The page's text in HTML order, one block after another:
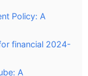
Policy: A
financial 2024-
A